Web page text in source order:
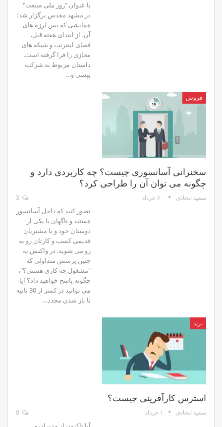
با عنوان "روز ملی صنعت"
در مشهد مقدس برگزار شد؛
همایشی که پس لرزه های
آن، از ابتدای هفته قبل،
فضای اینترنت و شبکه های
مجازی را فرا گرفته است.
داستان مربوط به شرکت
پپسی و…
فروش
سخنرانی آسانسوری چیست؟ چه کاربردی دارد و
چگونه می توان آن را طراحی کرد؟
سعید اتحادی ۲۰ خرداد
تصور کنید که داخل آسانسور
هستید و ناگهان با یکی از
دوستان خود و یا مشتریان
قدیمی کسب و کارتان رو به
رو می شوید. در واکنش به
چنین پرسش متداولی که
"مشغول چه کاری هستی؟"،
چگونه پاسخ خواهید داد؟ آیا
می توانید در کمتر از 30 ثانیه
تا باز شدن مجدد…
برند
استرس کارآفرینی چیست؟
سعید اتحادی ۱ خرداد